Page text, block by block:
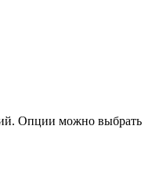
Опции можно выбрать